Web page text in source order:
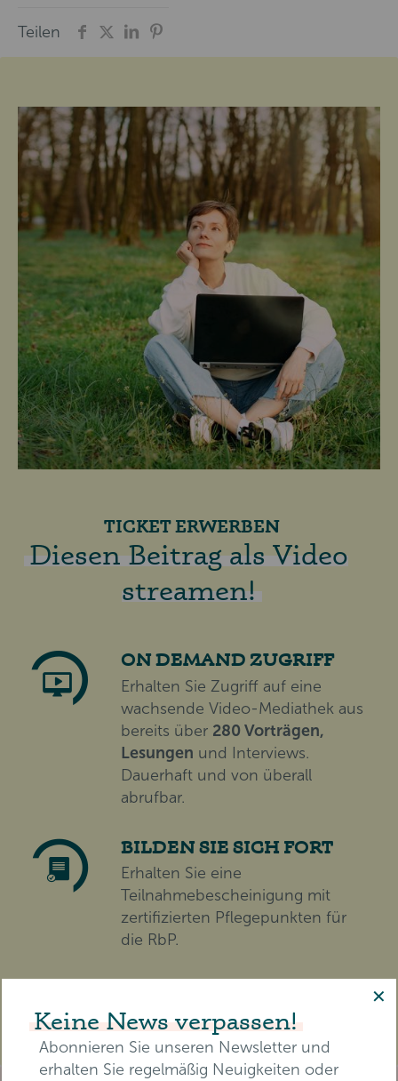
Teilen
TICKET ERWERBEN
Diesen Beitrag als Video
streamen!
ON DEMAND ZUGRIFF
Erhalten Sie Zugriff auf eine
wachsende Video-Mediathek aus
bereits über 280 Vorträgen,
Lesungen und Interviews.
Dauerhaft und von überall
abrufbar.
BILDEN SIE SICH FORT
Erhalten Sie eine
Teilnahmebescheinigung mit
zertifizierten Pflegepunkten für
die RbP.
✕
Keine News verpassen!
Abonnieren Sie unseren Newsletter und
erhalten Sie regelmäßig Neuigkeiten oder